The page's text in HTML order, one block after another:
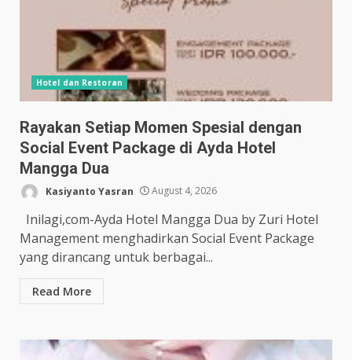
Hotel dan Restoran
Rayakan Setiap Momen Spesial dengan
Social Event Package di Ayda Hotel
Mangga Dua
Kasiyanto Yasran August 4, 2026
Inilagi,com-Ayda Hotel Mangga Dua by Zuri Hotel
Management menghadirkan Social Event Package
yang dirancang untuk berbagai...
Read More